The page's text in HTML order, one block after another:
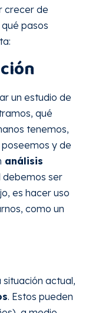
crecer de
pasos
un estudio de
qué
tenemos,
y de
análisis
debemos ser
es hacer uso
como un
actual,
. Estos pueden